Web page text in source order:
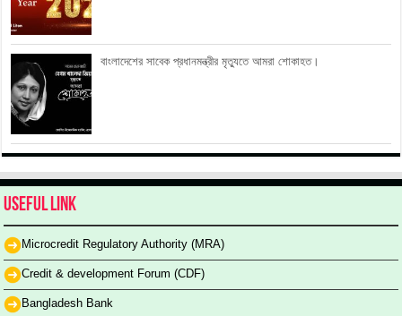
বাংলাদেশের সাবেক প্রধানমন্ত্রীর মৃত্যুতে আমরা শোকাহত।
Useful Link
Microcredit Regulatory Authority (MRA)
Credit & development Forum (CDF)
Bangladesh Bank